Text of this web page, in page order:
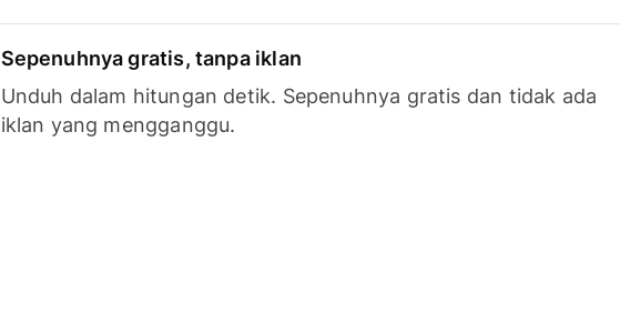
Sepenuhnya gratis, tanpa iklan
Unduh dalam hitungan detik. Sepenuhnya gratis dan tidak ada
iklan yang mengganggu.